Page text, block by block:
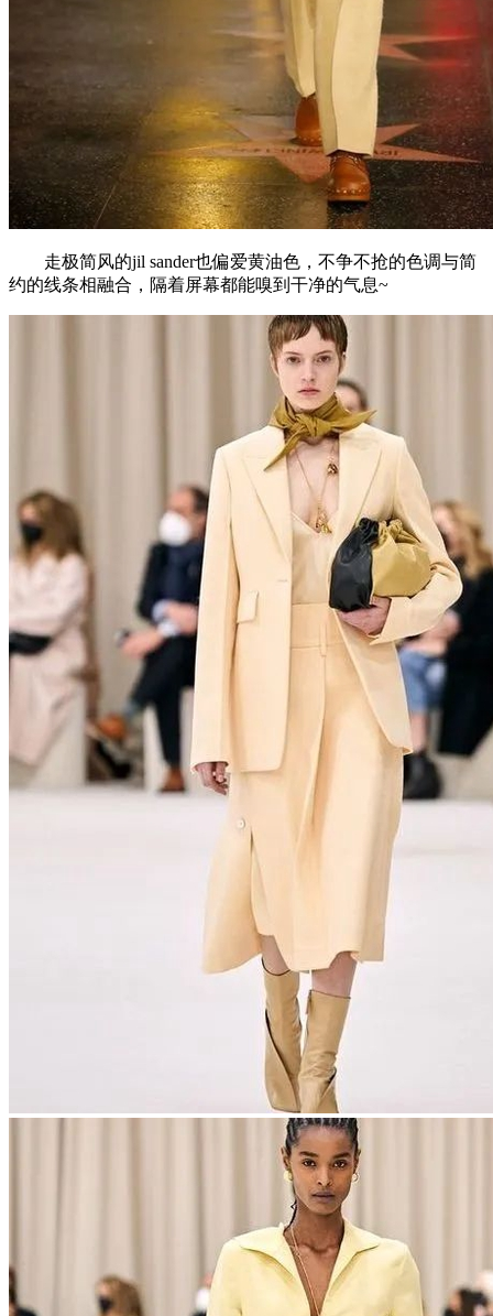
走极简风的jil sander也偏爱黄油色，不争不抢的色调与简
约的线条相融合，隔着屏幕都能嗅到干净的气息~